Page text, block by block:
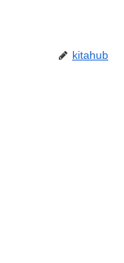
kitahub